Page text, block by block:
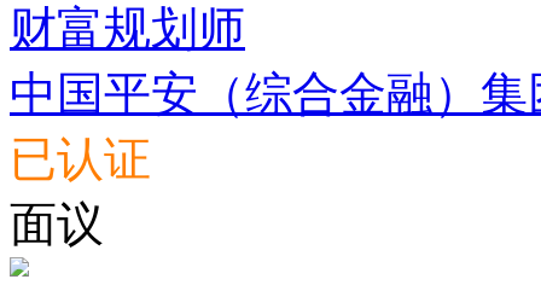
财富规划师
中国平安（综合金融）集
已认证
面议